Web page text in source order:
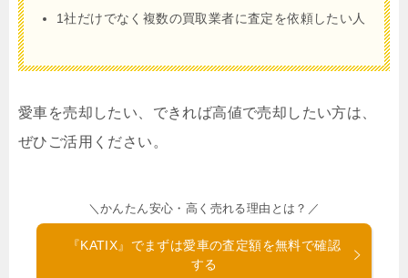
1社だけでなく複数の買取業者に査定を依頼したい人
愛車を売却したい、できれば高値で売却したい方は、
ぜひご活用ください。
＼かんたん安心・高く売れる理由とは？／
『KATIX』でまずは愛車の査定額を無料で確認
する